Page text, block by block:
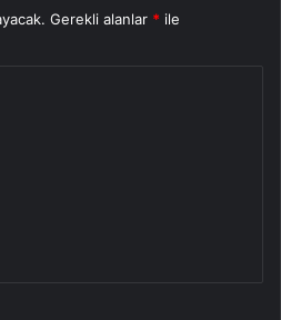
Gerekli alanlar * ile